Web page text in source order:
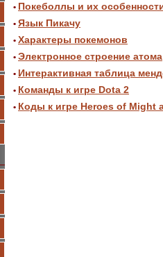
• Покеболлы и их
• Язык Пикачу
• Характеры покемонов
• Электронное строение атома
• Интерактивная таблица
• Команды к игре Dota 2
• Коды к игре Heroes of Might